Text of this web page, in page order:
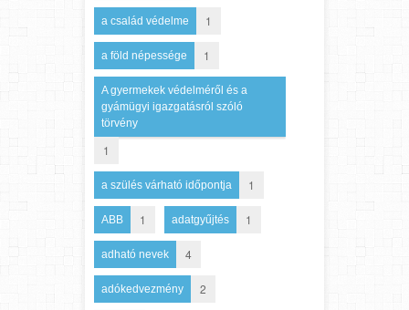
a család védelme 1
a föld népessége 1
A gyermekek védelméről és a
gyámügyi igazgatásról szóló
törvény
1
a szülés várható időpontja 1
ABB 1 adatgyűjtés 1
adható nevek 4
adókedvezmény 2